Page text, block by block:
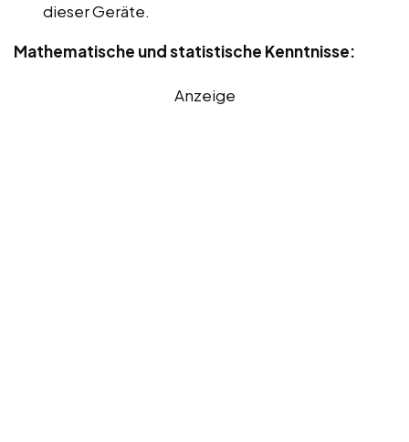
dieser Geräte.
Mathematische und statistische Kenntnisse:
Anzeige